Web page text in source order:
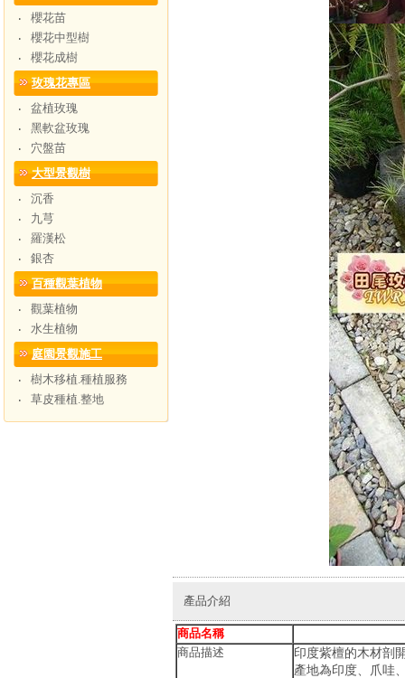
‧
櫻花苗
‧
櫻花中型樹
‧
櫻花成樹
玫瑰花專區
‧
盆植玫瑰
‧
黑軟盆玫瑰
‧
穴盤苗
大型景觀樹
‧
沉香
‧
九芎
‧
羅漢松
‧
銀杏
百種觀葉植物
‧
觀葉植物
‧
水生植物
庭園景觀施工
‧
樹木移植.種植服務
‧
草皮種植.整地
產品介紹
商品名稱
商品描述
印度紫檀的木材剖
產地為印度、爪哇